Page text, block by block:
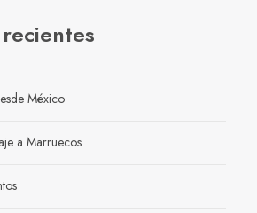
México
a Marruecos